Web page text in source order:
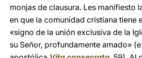
monjas de clausura. Les manifiesto
en que la comunidad cristiana tiene
«signo de la unión exclusiva de la
su Señor, profundamente amado»